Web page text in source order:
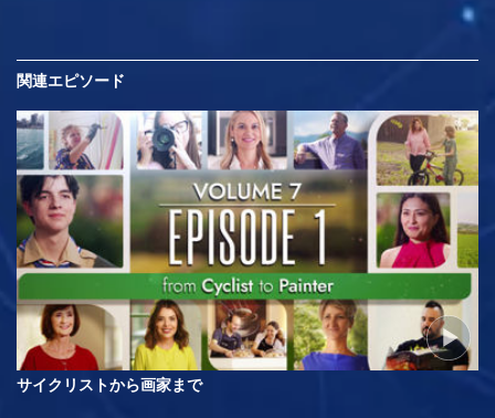
関連エピソード
サイクリストから画家まで